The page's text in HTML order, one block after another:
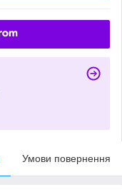
Умови повернення